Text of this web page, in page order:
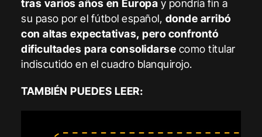
tras varios años en Europa y pondría fin a
su paso por el fútbol español, donde arribó
con altas expectativas, pero confrontó
dificultades para consolidarse como titular
indiscutido en el cuadro blanquirojo.
TAMBIÉN PUEDES LEER: